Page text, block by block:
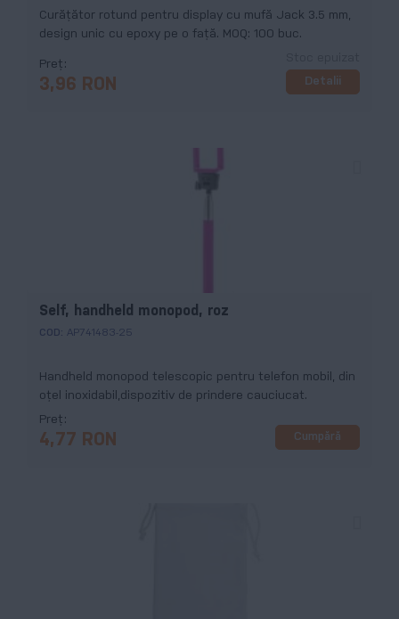
Curăţător rotund pentru display cu mufă Jack 3.5 mm,
design unic cu epoxy pe o faţă. MOQ: 100 buc.
Preț
3,96 RON
Detalii
Self, handheld monopod, roz
COD: AP741483-25
Handheld monopod telescopic pentru telefon mobil, din
oțel inoxidabil,dispozitiv de prindere cauciucat.
Preț
4,77 RON Cumpără